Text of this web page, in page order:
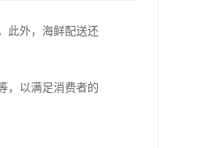
此外，海鲜配送还
，以满足消费者的